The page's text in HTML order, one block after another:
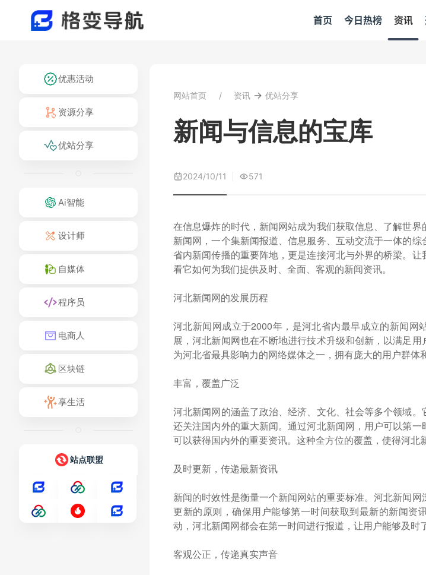
首页 今日热榜 资讯
优惠活动
资源分享
优站分享
Ai智能
设计师
自媒体
程序员
电商人
区块链
享生活
站点联盟
网站首页 资讯 → 优站分享
新闻与信息的宝库
2024/10/11 571
在信息爆炸的时代，新闻网站成为我们获取信息、了解世
新闻网，一个集新闻报道、信息服务、互动交流于一体的
省内新闻传播的重要阵地，更是连接河北与外界的桥梁。
看它如何为我们提供及时、全面、客观的新闻资讯。
河北新闻网的发展历程
河北新闻网成立于2000年，是河北省内最早成立的新闻网
展，河北新闻网也在不断地进行技术升级和创新，以满足
为河北省最具影响力的网络媒体之一，拥有庞大的用户群体
丰富，覆盖广泛
河北新闻网的涵盖了政治、经济、文化、社会等多个领域。
还关注国内外的重大新闻。通过河北新闻网，用户可以第
可以获得国内外的重要资讯。这种全方位的覆盖，使得河北
及时更新，传递最新资讯
新闻的时效性是衡量一个新闻网站的重要标准。河北新闻
更新的原则，确保用户能够第一时间获取到最新的新闻资
动，河北新闻网都会在第一时间进行报道，让用户能够及时
客观公正，传递真实声音